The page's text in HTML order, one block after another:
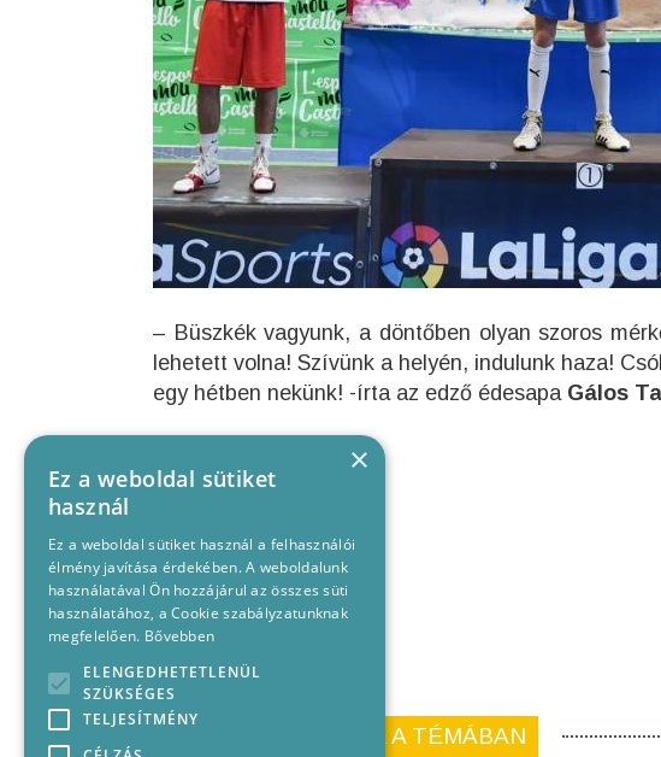
– Büszkék vagyunk, a döntőben olyan szoros
lehetett volna! Szívünk a helyén, indulunk haza!
egy hétben nekünk! -írta az edző édesapa Gálos
KORÁBBI CIKKEINK A TÉMÁBAN
×
Ez a weboldal sütiket
használ
Ez a weboldal sütiket használ a felhasználói
élmény javítása érdekében. A weboldalunk
használatával Ön hozzájárul az összes süti
használatához, a Cookie szabályzatunknak
megfelelően. Bővebben
ELENGEDHETETLENÜL
SZÜKSÉGES
TELJESÍTMÉNY